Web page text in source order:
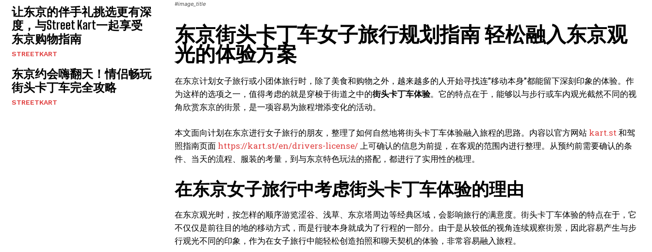
让东京的伴手礼挑选更有深
度，与Street Kart一起享受
东京购物指南
STREETKART
东京约会嗨翻天！情侣畅玩
街头卡丁车完全攻略
STREETKART
#image_title
东京街头卡丁车女子旅行规划指南 轻松融入东京观
光的体验方案
在东京计划女子旅行或小团体旅行时，除了美食和购物之外，越来越多的人开始寻找连”移动本身”都能留下深刻印象的体验。作
为这样的选项之一，值得考虑的就是穿梭于街道之中的街头卡丁车体验。它的特点在于，能够以与步行或车内观光截然不同的视
角欣赏东京的街景，是一项容易为旅程增添变化的活动。
本文面向计划在东京进行女子旅行的朋友，整理了如何自然地将街头卡丁车体验融入旅程的思路。内容以官方网站 kart.st和驾
照指南页面 https://kart.st/en/drivers-license/上可确认的信息为前提，在客观的范围内进行整理。从预约前需要确认的条
件、当天的流程、服装的考量，到与东京特色玩法的搭配，都进行了实用性的梳理。
在东京女子旅行中考虑街头卡丁车体验的理由
在东京观光时，按怎样的顺序游览涩谷、浅草、东京塔周边等经典区域，会影响旅行的满意度。街头卡丁车体验的特点在于，它
不仅仅是前往目的地的移动方式，而是行驶本身就成为了行程的一部分。由于是从较低的视角连续观察街景，因此容易产生与步
行观光不同的印象，作为在女子旅行中能轻松创造拍照和聊天契机的体验，非常容易融入旅程。